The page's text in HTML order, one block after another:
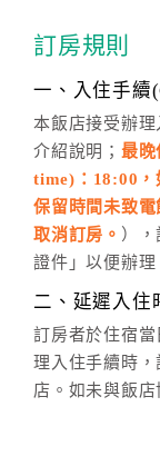
通行「客服聯絡
話方式異動訂單
※非客服時間之
五、客服時間
週一至週日，
六、聯絡方式
週一至週日：
(07)9682715 。
訂房規則
一、入住手續
本飯店接受辦
介紹說明； 最
time)：18:00，
保留時間未致
取消訂房。 ）
證件」以便辦理
二、延遲入住
訂房者於住宿
理入住手續時
店。如未與飯